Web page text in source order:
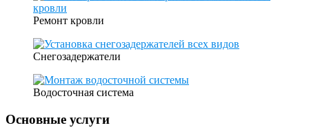
Ремонт кровли
Cнегозадержатели
Водосточная система
Основные услуги